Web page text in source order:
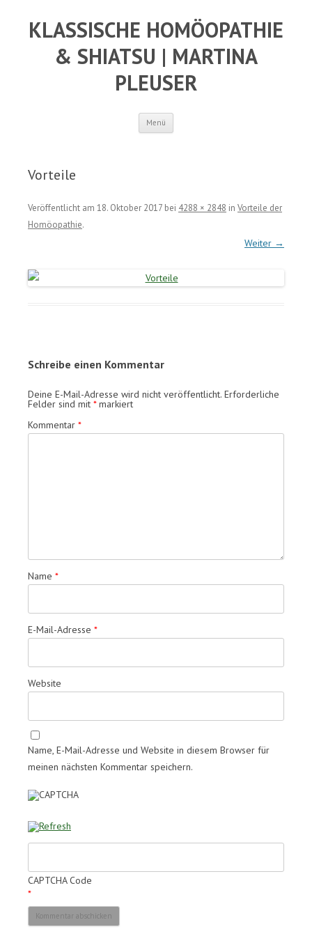
KLASSISCHE HOMÖOPATHIE
& SHIATSU | MARTINA
PLEUSER
Menü
Vorteile
Veröffentlicht am 18. Oktober 2017 bei 4288 × 2848 in Vorteile der
Homöopathie.
Weiter →
Schreibe einen Kommentar
Deine E-Mail-Adresse wird nicht veröffentlicht. Erforderliche
Felder sind mit *markiert
Kommentar *
Name *
E-Mail-Adresse *
Website
Name, E-Mail-Adresse und Website in diesem Browser für
meinen nächsten Kommentar speichern.
CAPTCHA Code
*